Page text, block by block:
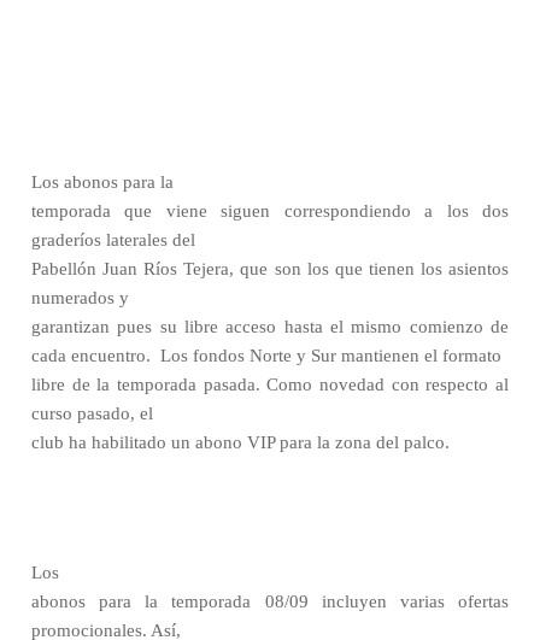
Los abonos para la
temporada que viene siguen correspondiendo a los dos
graderíos laterales del
Pabellón Juan Ríos Tejera, que son los que tienen los asientos
numerados y
garantizan pues su libre acceso hasta el mismo comienzo de
cada encuentro. Los fondos Norte y Sur mantienen el formato
libre de la temporada pasada. Como novedad con respecto al
curso pasado, el
club ha habilitado un abono VIP para la zona del palco.
Los
abonos para la temporada 08/09 incluyen varias ofertas
promocionales. Así,